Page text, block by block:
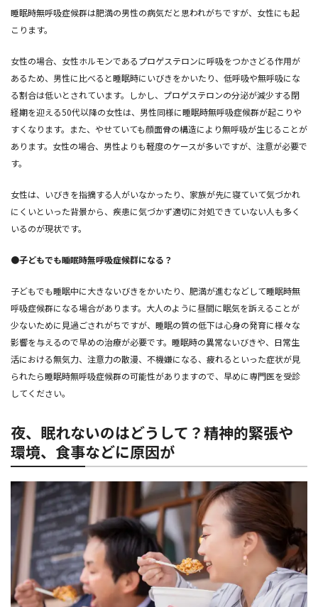
睡眠時無呼吸症候群は肥満の男性の病気だと思われがちですが、女性にも起
こります。
女性の場合、女性ホルモンであるプロゲステロンに呼吸をつかさどる作用が
あるため、男性に比べると睡眠時にいびきをかいたり、低呼吸や無呼吸にな
る割合は低いとされています。しかし、プロゲステロンの分泌が減少する閉
経期を迎える50代以降の女性は、男性同様に睡眠時無呼吸症候群が起こりや
すくなります。また、やせていても顔面骨の構造により無呼吸が生じることが
あります。女性の場合、男性よりも軽度のケースが多いですが、注意が必要で
す。
女性は、いびきを指摘する人がいなかったり、家族が先に寝ていて気づかれ
にくいといった背景から、疾患に気づかず適切に対処できていない人も多く
いるのが現状です。
●子どもでも睡眠時無呼吸症候群になる？
子どもでも睡眠中に大きないびきをかいたり、肥満が進むなどして睡眠時無
呼吸症候群になる場合があります。大人のように昼間に眠気を訴えることが
少ないために見過ごされがちですが、睡眠の質の低下は心身の発育に様々な
影響を与えるので早めの治療が必要です。睡眠時の異常ないびきや、日常生
活における無気力、注意力の散漫、不機嫌になる、疲れるといった症状が見
られたら睡眠時無呼吸症候群の可能性がありますので、早めに専門医を受診
してください。
夜、眠れないのはどうして？精神的緊張や
環境、食事などに原因が